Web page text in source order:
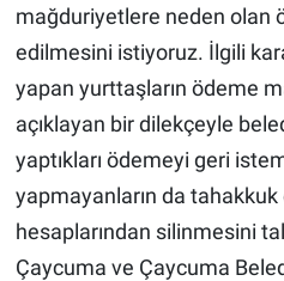
mağduriyetlere neden olan
edilmesini istiyoruz. İlgili
yapan yurttaşların ödeme
açıklayan bir dilekçeyle
yaptıkları ödemeyi geri
yapmayanların da
hesaplarından silinmesini
Çaycuma ve Çaycuma